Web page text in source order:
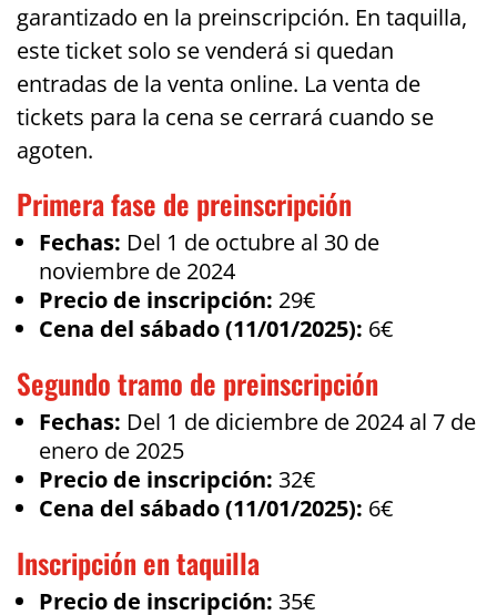
garantizado en la preinscripción. En taquilla,
este ticket solo se venderá si quedan
entradas de la venta online. La venta de
tickets para la cena se cerrará cuando se
agoten.
Primera fase de preinscripción
Fechas: Del 1 de octubre al 30 de
noviembre de 2024
Precio de inscripción: 29€
Cena del sábado (11/01/2025): 6€
Segundo tramo de preinscripción
Fechas: Del 1 de diciembre de 2024 al 7 de
enero de 2025
Precio de inscripción: 32€
Cena del sábado (11/01/2025): 6€
Inscripción en taquilla
Precio de inscripción: 35€